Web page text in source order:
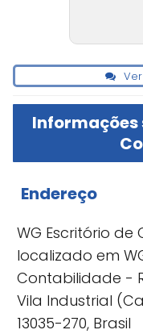
Informações
Endereço
WG Escritório
localizado em
Contabilidade -
Vila Industrial
13035-270, Brasil